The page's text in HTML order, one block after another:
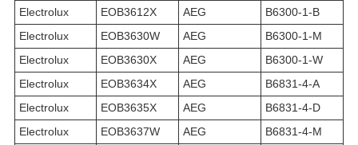
Electrolux
EOB3612X AEG
B6300-1-B
Electrolux
EOB3630W AEG
B6300-1-M
Electrolux
EOB3630X AEG
B6300-1-W
Electrolux
EOB3634X AEG
B6831-4-A
Electrolux
EOB3635X AEG
B6831-4-D
Electrolux
EOB3637W AEG
B6831-4-M